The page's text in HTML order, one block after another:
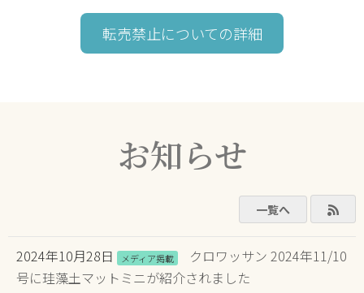
転売禁止についての詳細
お知らせ
一覧へ RSS
2024年10月28日 メディア掲載
クロワッサン 2024年11/10
号に珪藻土マットミニが紹介されました